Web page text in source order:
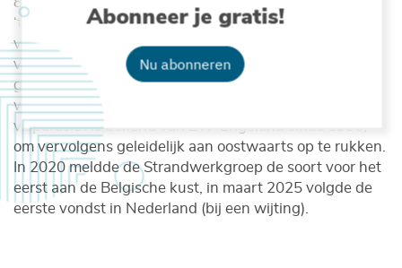
Abonneer je gratis!
Nu abonneren
‘tongbijter’ heeft zijn naam niet gestolen. Hij bijt zich
vast in de tong van de pieterman (of andere
vissoorten), en leeft er van weefsel en bloed van de
gastheer. Soms kunnen meerdere exemplaren, elk tot
wel 2cm groot (!), dezelfde mondholte bevolken. Deze
visparasiet is bekend van ZW-Engeland sinds 1996,
om vervolgens geleidelijk aan oostwaarts op te rukken.
In 2020 meldde de Strandwerkgroep de soort voor het
eerst aan de Belgische kust, in maart 2025 volgde de
eerste vondst in Nederland (bij een wijting).